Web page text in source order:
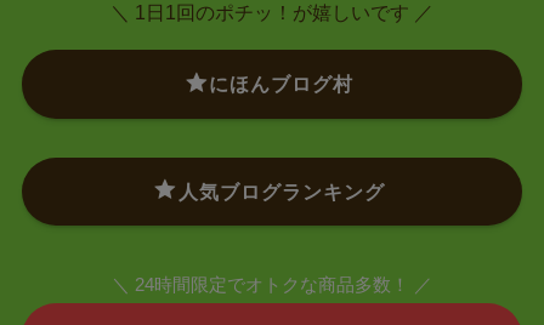
＼ 1日1回のポチッ！が嬉しいです ／
にほんブログ村
人気ブログランキング
＼ 24時間限定でオトクな商品多数！ ／